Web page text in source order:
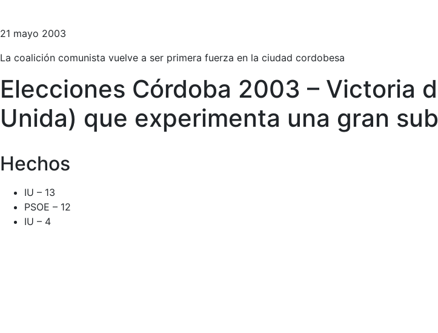
21 mayo 2003
La coalición comunista vuelve a ser primera fuerza en la ciudad cordobesa
Elecciones Córdoba 2003 – Victoria
Unida) que experimenta una gran
Hechos
IU – 13
PSOE – 12
IU – 4